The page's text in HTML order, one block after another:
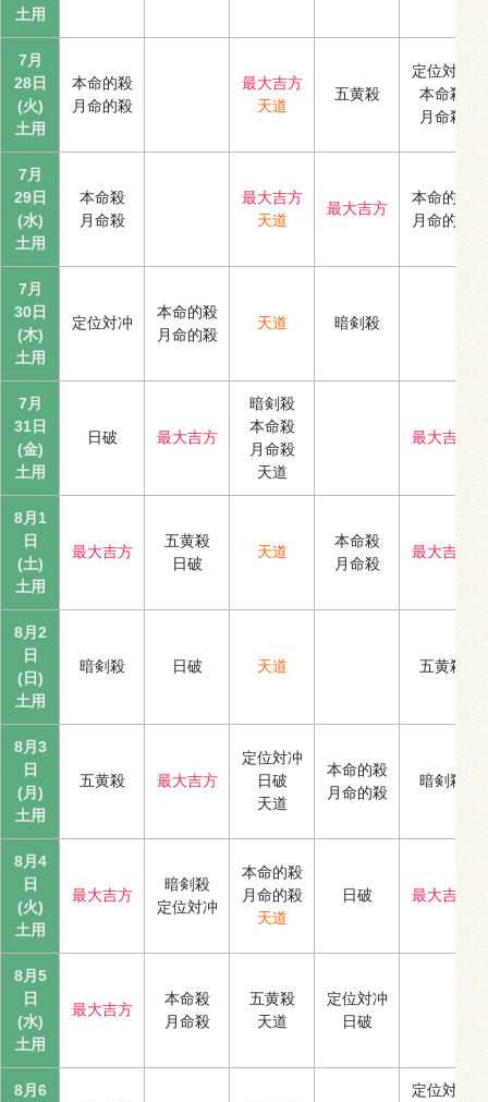
土用
7月
28日
(火)
土用
本命的殺
月命的殺
最大吉方
天道
五黄殺
定位対冲
本命殺
月命殺
7月
29日
(水)
土用
本命殺
月命殺
最大吉方
天道
最大吉方
本命的殺
月命的殺
7月
30日
(木)
土用
定位対冲
本命的殺
月命的殺
天道 暗剣殺
7月
31日
(金)
土用
日破 最大吉方
暗剣殺
本命殺
月命殺
天道
最大吉方
8月1
日
(土)
土用
最大吉方
五黄殺
日破
天道
本命殺
月命殺
最大吉方
8月2
日
(日)
土用
暗剣殺 日破 天道 五黄殺
8月3
日
(月)
土用
五黄殺 最大吉方
定位対冲
日破
天道
本命的殺
月命的殺
暗剣殺
8月4
日
(火)
土用
最大吉方
暗剣殺
定位対冲
本命的殺
月命的殺
天道
日破 最大吉方
8月5
日
(水)
土用
最大吉方
本命殺
月命殺
五黄殺
天道
定位対冲
日破
8月6
定位対冲